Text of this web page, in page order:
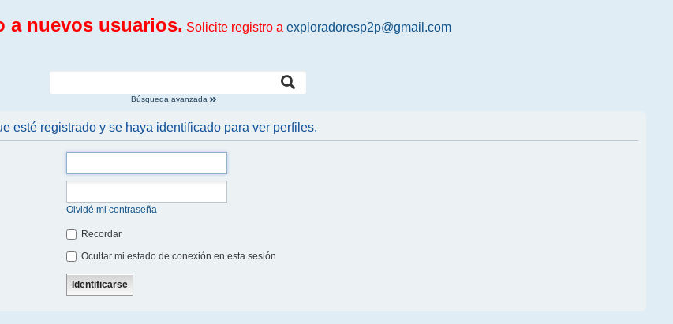
a nuevos usuarios. Solicite registro a exploradoresp2p@gmail.com
Búsqueda avanzada
esté registrado y se haya identificado para ver perfiles.
Olvidé mi contraseña
Recordar
Ocultar mi estado de conexión en esta sesión